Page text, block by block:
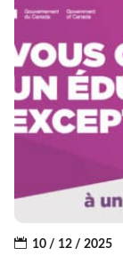
10 / 12 / 2025